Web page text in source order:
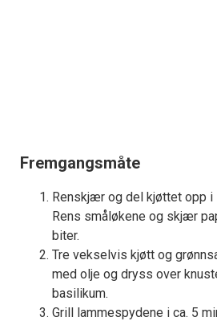
Fremgangsmåte
Renskjær og del kjøttet opp i
Rens småløkene og skjær
biter.
Tre vekselvis kjøtt og
med olje og dryss over
basilikum.
Grill lammespydene i ca. 5